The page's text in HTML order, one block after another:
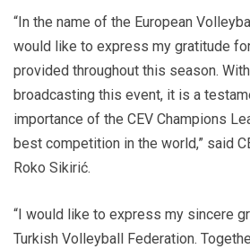
“In the name of the European
would like to express my gratitude
provided throughout this season.
broadcasting this event, it is a
importance of the CEV Champions
best competition in the world,” said
Roko Sikirić.
“I would like to express my sincere
Turkish Volleyball Federation.